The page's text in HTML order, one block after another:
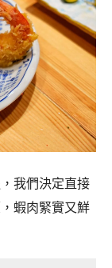
我們決定直接
蝦肉緊實又鮮